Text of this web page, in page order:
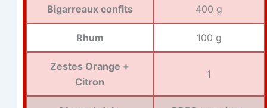
Bigar­reaux confits 400 g
Rhum 100 g
Zestes Orange +
Citron
1